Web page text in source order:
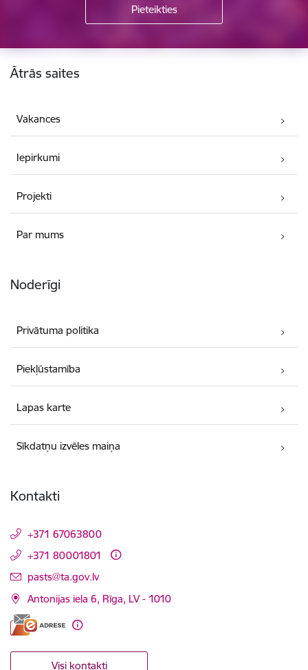
Kājene
Ātrās saites
Vakances
Iepirkumi
Projekti
Par mums
Noderīgi
Privātuma politika
Piekļūstamība
Lapas karte
Sīkdatņu izvēles maiņa
Kontakti
+371 67063800
+371 80001801
E-pasts:
pasts@ta.gov.lv
Antonijas iela 6, Rīga, LV - 1010
Visi kontakti